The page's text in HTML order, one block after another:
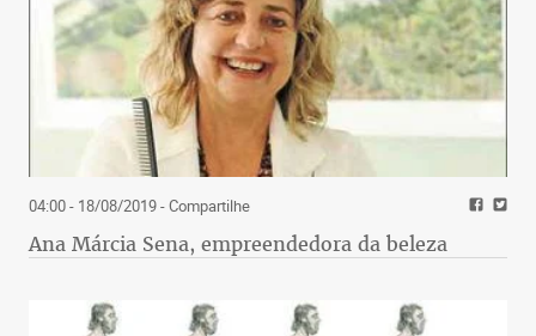
04:00 - 18/08/2019- Compartilhe
Ana Márcia Sena, empreendedora da beleza